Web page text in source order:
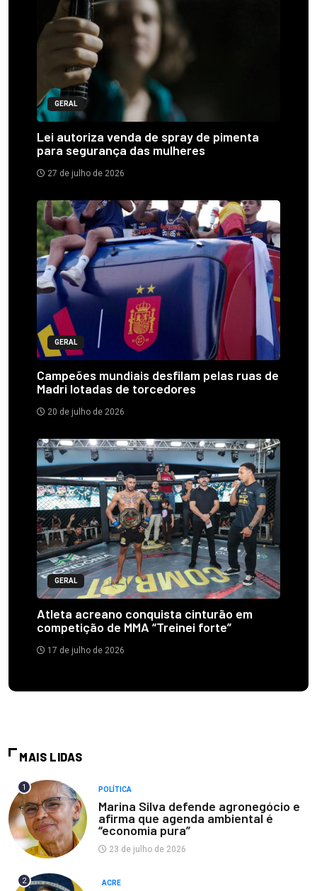
GERAL
Lei autoriza venda de spray de pimenta
para segurança das mulheres
27 de julho de 2026
GERAL
Campeões mundiais desfilam pelas ruas de
Madri lotadas de torcedores
20 de julho de 2026
GERAL
Atleta acreano conquista cinturão em
competição de MMA “Treinei forte”
17 de julho de 2026
MAIS LIDAS
1 POLÍTICA
Marina Silva defende agronegócio e
afirma que agenda ambiental é
“economia pura”
23 de julho de 2026
2 ACRE